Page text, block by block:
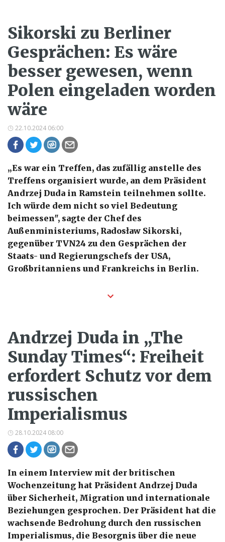
Sikorski zu Berliner
Gesprächen: Es wäre
besser gewesen, wenn
Polen eingeladen worden
wäre
22.10.2024 06:00
„Es war ein Treffen, das zufällig anstelle des
Treffens organisiert wurde, an dem Präsident
Andrzej Duda in Ramstein teilnehmen sollte.
Ich würde dem nicht so viel Bedeutung
beimessen", sagte der Chef des
Außenministeriums, Radosław Sikorski,
gegenüber TVN24 zu den Gesprächen der
Staats- und Regierungschefs der USA,
Großbritanniens und Frankreichs in Berlin.
Andrzej Duda in „The
Sunday Times“: Freiheit
erfordert Schutz vor dem
russischen
Imperialismus
28.10.2024 08:00
In einem Interview mit der britischen
Wochenzeitung hat Präsident Andrzej Duda
über Sicherheit, Migration und internationale
Beziehungen gesprochen. Der Präsident hat die
wachsende Bedrohung durch den russischen
Imperialismus, die Besorgnis über die neue